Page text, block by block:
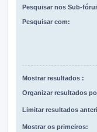
Pesquisar nos Sub-
Pesquisar com:
Mostrar resultados :
Organizar resultados
Limitar resultados
Mostrar os primeiros: